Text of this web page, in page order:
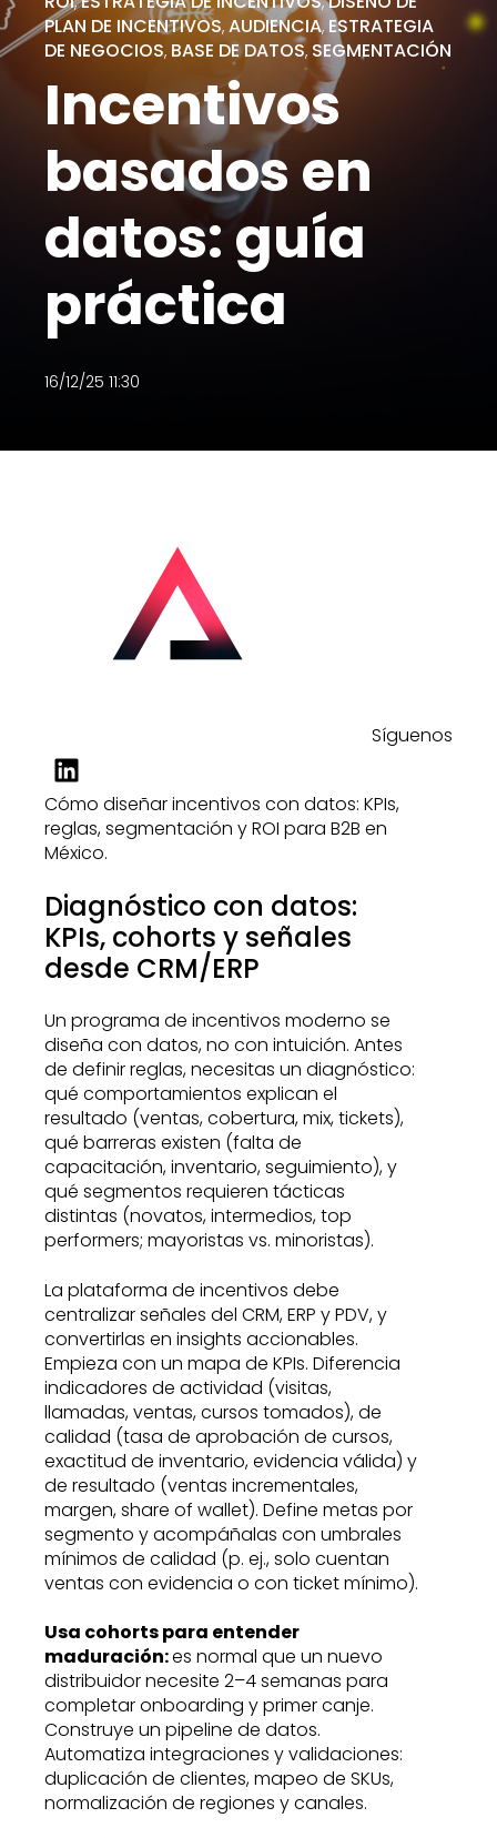
PLAN DE INCENTIVOS, AUDIENCIA,ESTRATEGIA
DE NEGOCIOS, BASE DE DATOS, SEGMENTACIÓN
Incentivos
basados en
datos: guía
práctica
16/12/25 11:30
Síguenos
Cómo diseñar incentivos con datos: KPIs,
reglas, segmentación y ROI para B2B en
México.
Diagnóstico con datos:
KPIs, cohorts y señales
desde CRM/ERP
Un programa de incentivos moderno se
diseña con datos, no con intuición. Antes
de definir reglas, necesitas un diagnóstico:
qué comportamientos explican el
resultado (ventas, cobertura, mix, tickets),
qué barreras existen (falta de
capacitación, inventario, seguimiento), y
qué segmentos requieren tácticas
distintas (novatos, intermedios, top
performers; mayoristas vs. minoristas).
La plataforma de incentivos debe
centralizar señales del CRM, ERP y PDV, y
convertirlas en insights accionables.
Empieza con un mapa de KPIs. Diferencia
indicadores de actividad (visitas,
llamadas, ventas, cursos tomados), de
calidad (tasa de aprobación de cursos,
exactitud de inventario, evidencia válida) y
de resultado (ventas incrementales,
margen, share of wallet). Define metas por
segmento y acompáñalas con umbrales
mínimos de calidad (p. ej., solo cuentan
ventas con evidencia o con ticket mínimo).
Usa cohorts para entender
maduración:es normal que un nuevo
distribuidor necesite 2–4 semanas para
completar onboarding y primer canje.
Construye un pipeline de datos.
Automatiza integraciones y validaciones:
duplicación de clientes, mapeo de SKUs,
normalización de regiones y canales.